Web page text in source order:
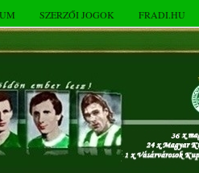
SZERZŐI JOGOK FRADI.HU